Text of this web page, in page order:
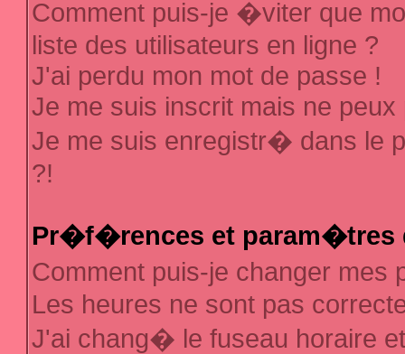
Comment puis-je �viter que
liste des utilisateurs en ligne ?
J'ai perdu mon mot de passe !
Je me suis inscrit mais ne
Je me suis enregistr� dans le
?!
Pr�f�rences et param�tres
Comment puis-je changer
Les heures ne sont pas
J'ai chang� le fuseau horaire